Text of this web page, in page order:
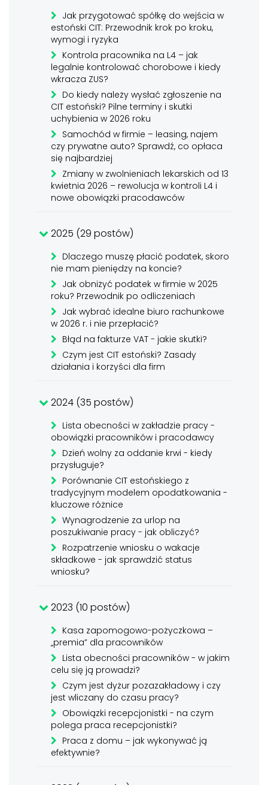
Jak przygotować spółkę do wejścia w
estoński CIT: Przewodnik krok po kroku,
wymogi i ryzyka
Kontrola pracownika na L4 – jak
legalnie kontrolować chorobowe i kiedy
wkracza ZUS?
Do kiedy należy wysłać zgłoszenie na
CIT estoński? Pilne terminy i skutki
uchybienia w 2026 roku
Samochód w firmie – leasing, najem
czy prywatne auto? Sprawdź, co opłaca
się najbardziej
Zmiany w zwolnieniach lekarskich od 13
kwietnia 2026 – rewolucja w kontroli L4 i
nowe obowiązki pracodawców
2025 (29 postów)
Dlaczego muszę płacić podatek, skoro
nie mam pieniędzy na koncie?
Jak obniżyć podatek w firmie w 2025
roku? Przewodnik po odliczeniach
Jak wybrać idealne biuro rachunkowe
w 2026 r. i nie przepłacić?
Błąd na fakturze VAT - jakie skutki?
Czym jest CIT estoński? Zasady
działania i korzyści dla firm
2024 (35 postów)
Lista obecności w zakładzie pracy -
obowiązki pracowników i pracodawcy
Dzień wolny za oddanie krwi - kiedy
przysługuje?
Porównanie CIT estońskiego z
tradycyjnym modelem opodatkowania -
kluczowe różnice
Wynagrodzenie za urlop na
poszukiwanie pracy - jak obliczyć?
Rozpatrzenie wniosku o wakacje
składkowe - jak sprawdzić status
wniosku?
2023 (10 postów)
Kasa zapomogowo-pożyczkowa –
„premia” dla pracowników
Lista obecności pracowników - w jakim
celu się ją prowadzi?
Czym jest dyżur pozazakładowy i czy
jest wliczany do czasu pracy?
Obowiązki recepcjonistki - na czym
polega praca recepcjonistki?
Praca z domu – jak wykonywać ją
efektywnie?